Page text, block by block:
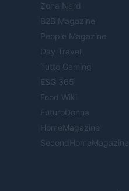
Zona Nerd
B2B Magazine
People Magazine
Day Travel
Tutto Gaming
ESG 365
Food Wiki
FuturoDonna
HomeMagazine
SecondHomeMagazine